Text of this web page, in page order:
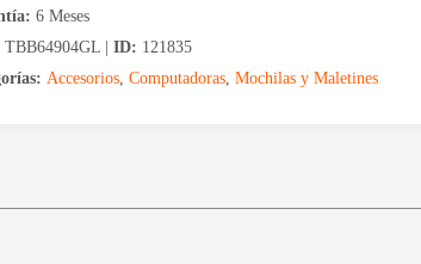
6 Meses
TBB64904GL | ID: 121835
Accesorios, Computadoras, Mochilas y Maletines